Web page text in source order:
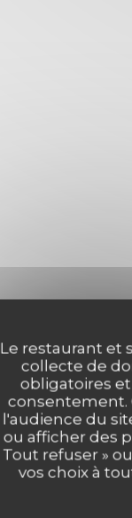
Le restaurant et
collecte de
obligatoires
consentement.
l'audience du
ou afficher des
Tout refuser »
vos choix à